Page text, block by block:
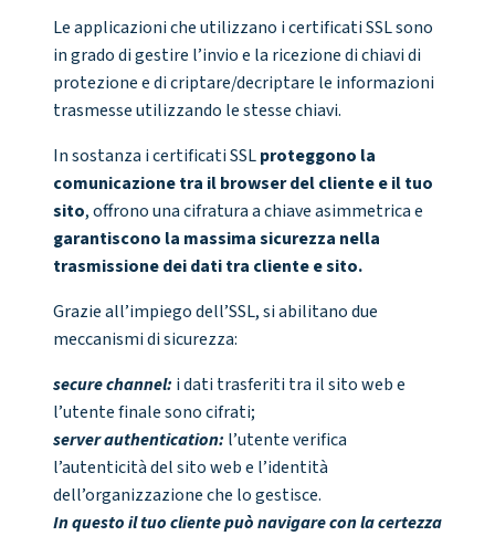
Le applicazioni che utilizzano i certificati SSL sono
in grado di gestire l’invio e la ricezione di chiavi di
protezione e di criptare/decriptare le informazioni
trasmesse utilizzando le stesse chiavi.
In sostanza i certificati SSLproteggono la
comunicazione tra il browser del cliente e il tuo
sito, offrono una cifratura a chiave asimmetrica e
garantiscono la massima sicurezza nella
trasmissione dei dati tra cliente e sito.
Grazie all’impiego dell’SSL, si abilitano due
meccanismi di sicurezza:
secure channel: i dati trasferiti tra il sito web e
l’utente finale sono cifrati;
server authentication: l’utente verifica
l’autenticità del sito web e l’identità
dell’organizzazione che lo gestisce.
In questo il tuo cliente può navigare con la certezza